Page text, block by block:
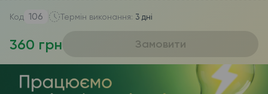
Код 106 Термін виконання: 3 дні
360 грн Замовити